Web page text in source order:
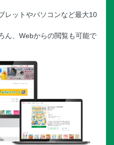
レットやパソコンなど最大10
ん、Webからの閲覧も可能で